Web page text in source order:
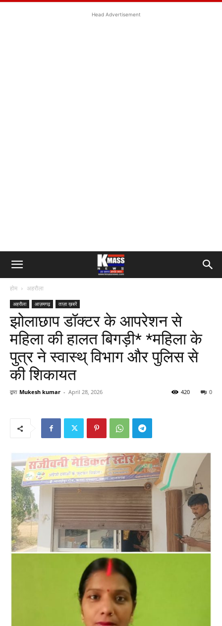
Head Advertisement
होम अहरौला
अहरौला आज़मगढ़ ताज़ा ख़बरें
झोलाछाप डॉक्टर के आपरेशन से
महिला की हालत बिगड़ी* *महिला के
पुत्र ने स्वास्थ् विभाग और पुलिस से
की शिकायत
द्वारा Mukesh kumar - April 28, 2026 0
420